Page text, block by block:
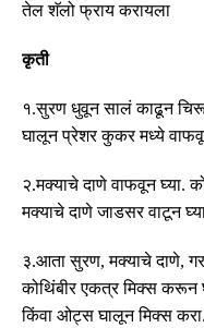
तेल शॅलो फ्राय करायला
कृती
१.सुरण धुवून सालं काढून
घालून प्रेशर कुकर मध्ये
२.मक्याचे दाणे वाफवून घ्या.
मक्याचे दाणे जाडसर वाटून
३.आता सुरण,मक्याचे दाणे,
कोथिंबीर एकत्र मिक्स करून
किंवा ओट्स घालून मिक्स करा.